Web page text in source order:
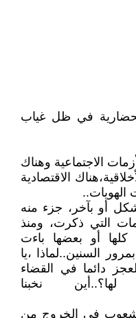
في ظل غياب
الاجتماعية وهناك
الاقتصادية
الهويات..
أو بآخر، جزء منه
التي ذكرت، ومنذ
أو بعضها باءت
السنين..لماذا ،يا
دائما في القضاء
نخبنا
في الخروج من